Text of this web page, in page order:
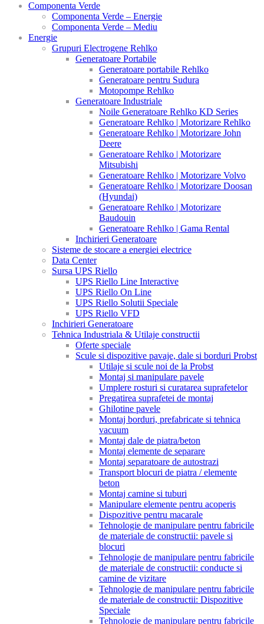
Componenta Verde
Componenta Verde – Energie
Componenta Verde – Mediu
Energie
Grupuri Electrogene Rehlko
Generatoare Portabile
Generatoare portabile Rehlko
Generatoare pentru Sudura
Motopompe Rehlko
Generatoare Industriale
Noile Generatoare Rehlko KD Series
Generatoare Rehlko | Motorizare Rehlko
Generatoare Rehlko | Motorizare John
Deere
Generatoare Rehlko | Motorizare
Mitsubishi
Generatoare Rehlko | Motorizare Volvo
Generatoare Rehlko | Motorizare Doosan
(Hyundai)
Generatoare Rehlko | Motorizare
Baudouin
Generatoare Rehlko | Gama Rental
Inchirieri Generatoare
Sisteme de stocare a energiei electrice
Data Center
Sursa UPS Riello
UPS Riello Line Interactive
UPS Riello On Line
UPS Riello Solutii Speciale
UPS Riello VFD
Inchirieri Generatoare
Tehnica Industriala & Utilaje constructii
Oferte speciale
Scule si dispozitive pavaje, dale si borduri Probst
Utilaje si scule noi de la Probst
Montaj si manipulare pavele
Umplere rosturi si curatarea suprafetelor
Pregatirea suprafetei de montaj
Ghilotine pavele
Montaj borduri, prefabricate si tehnica
vacuum
Montaj dale de piatra/beton
Montaj elemente de separare
Montaj separatoare de autostrazi
Transport blocuri de piatra / elemente
beton
Montaj camine si tuburi
Manipulare elemente pentru acoperis
Dispozitive pentru macarale
Tehnologie de manipulare pentru fabricile
de materiale de constructii: pavele si
blocuri
Tehnologie de manipulare pentru fabricile
de materiale de constructii: conducte si
camine de vizitare
Tehnologie de manipulare pentru fabricile
de materiale de constructii: Dispozitive
Speciale
Tehnologie de manipulare pentru fabricile